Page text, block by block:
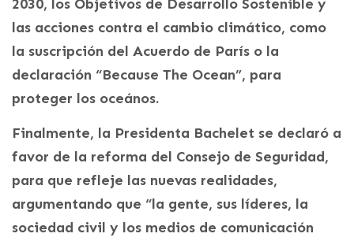
2030, los Objetivos de Desarrollo Sostenible y
las acciones contra el cambio climático, como
la suscripción del Acuerdo de París o la
declaración “Because The Ocean”, para
proteger los oceános.
Finalmente, la Presidenta Bachelet se declaró a
favor de la reforma del Consejo de Seguridad,
para que refleje las nuevas realidades,
argumentando que “la gente, sus líderes, la
sociedad civil y los medios de comunicación